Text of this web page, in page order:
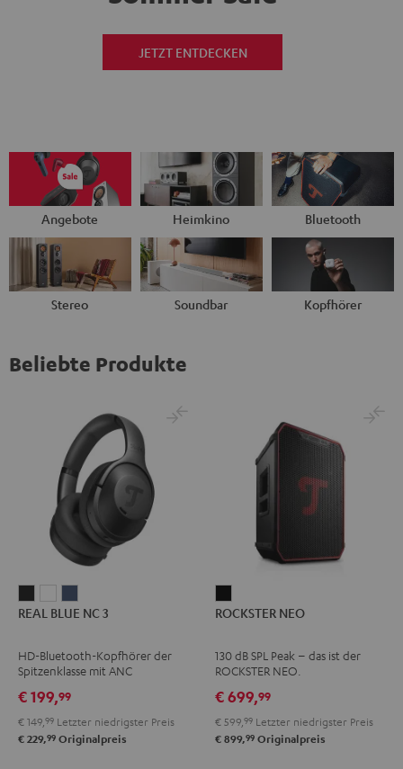
JETZT ENTDECKEN
Angebote Heimkino Bluetooth
Stereo Soundbar Kopfhörer
Beliebte Produkte
BLUE
3
Night
Black
BLUE
3
Pearl
White
BLUE
3
Steel
REAL BLUE NC 3
HD-Bluetooth-Kopfhörer der
Spitzenklasse mit ANC
€ 199,99
€ 149, 99 Letzter niedrigster Preis
€ 229,99 Originalpreis
NEO
ROCKSTER NEO
130 dB SPL Peak – das ist der
ROCKSTER NEO.
€ 699,99
€ 599, 99 Letzter niedrigster Preis
€ 899,99 Originalpreis